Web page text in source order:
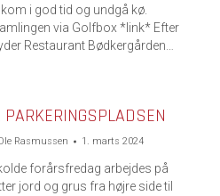
i god tid og undgå kø.
via Golfbox *link* Efter
Restaurant Bødkergården…
Rasmussen 1. marts 2024
forårsfredag arbejdes på
jord og grus fra højre side til